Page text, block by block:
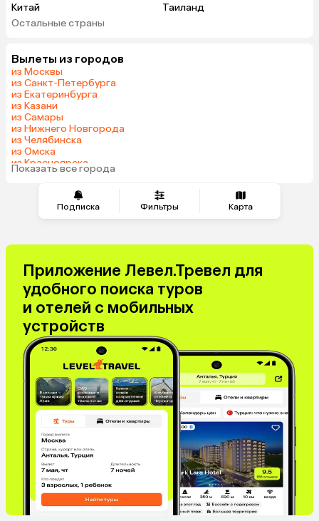
Подписка Фильтры Карта
Китай
Таиланд
ОАЭ
Армения
Казахстан
Узбекистан
Катар
Гонконг
Венгрия
Остальные страны
Вылеты из городов
из Москвы
из Санкт-Петербурга
из Екатеринбурга
из Казани
из Самары
из Нижнего Новгорода
из Челябинска
из Омска
из Красноярска
из Волгограда
Показать все города
Приложение Левел.Тревел для
удобного поиска туров
и отелей с мобильных
устройств